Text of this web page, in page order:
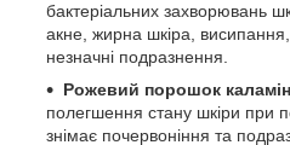
бактеріальних захворювань
акне, жирна шкіра, висипання,
незначні подразнення.
Рожевий порошок каламін
полегшення стану шкіри при
знімає почервоніння та